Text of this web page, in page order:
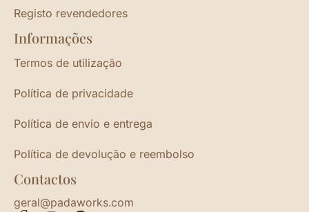
Registo revendedores
Informações
Termos de utilização
Política de privacidade
Política de envio e entrega
Política de devolução e reembolso
Contactos
geral@padaworks.com